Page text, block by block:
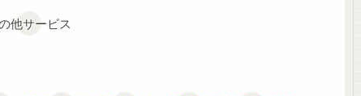
他サービス